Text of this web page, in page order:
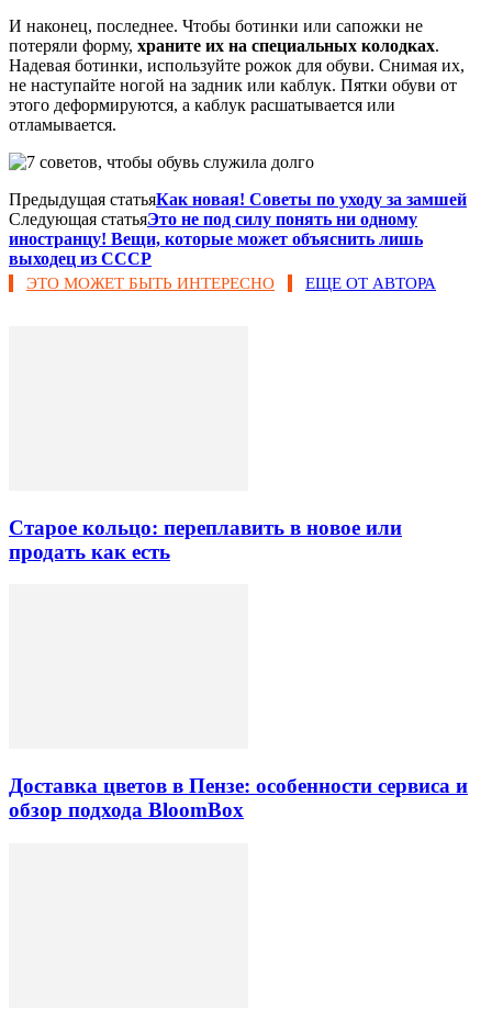
И наконец, последнее. Чтобы ботинки или сапожки не
потеряли форму, храните их на специальных колодках.
Надевая ботинки, используйте рожок для обуви. Снимая их,
не наступайте ногой на задник или каблук. Пятки обуви от
этого деформируются, а каблук расшатывается или
отламывается.
Предыдущая статьяКак новая! Советы по уходу за замшей
Следующая статьяЭто не под силу понять ни одному
иностранцу! Вещи, которые может объяснить лишь
выходец из СССР
ЭТО МОЖЕТ БЫТЬ ИНТЕРЕСНО ЕЩЕ ОТ АВТОРА
Старое кольцо: переплавить в новое или
продать как есть
Доставка цветов в Пензе: особенности сервиса и
обзор подхода BloomBox